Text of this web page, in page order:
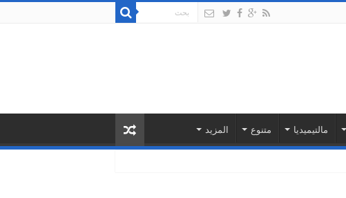
مالتيميديا متنوع المزيد